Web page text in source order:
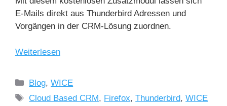
E-Mails direkt aus Thunderbird Adressen und
Vorgängen in der CRM-Lösung zuordnen.
Weiterlesen
Blog,WICE
Cloud Based CRM, Firefox,Thunderbird,WICE